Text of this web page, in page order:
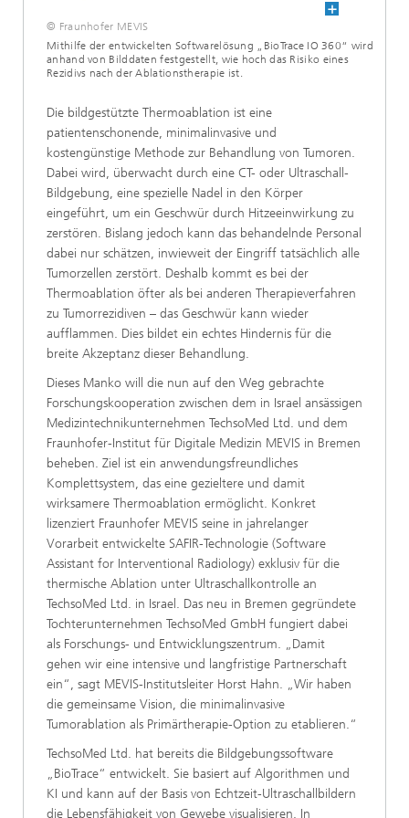
© Fraunhofer MEVIS
Mithilfe der entwickelten Softwarelösung „BioTrace IO 360“ wird
anhand von Bilddaten festgestellt, wie hoch das Risiko eines
Rezidivs nach der Ablationstherapie ist.
Die bildgestützte Thermoablation ist eine
patientenschonende, minimalinvasive und
kostengünstige Methode zur Behandlung von Tumoren.
Dabei wird, überwacht durch eine CT- oder Ultraschall-
Bildgebung, eine spezielle Nadel in den Körper
eingeführt, um ein Geschwür durch Hitzeeinwirkung zu
zerstören. Bislang jedoch kann das behandelnde Personal
dabei nur schätzen, inwieweit der Eingriff tatsächlich alle
Tumorzellen zerstört. Deshalb kommt es bei der
Thermoablation öfter als bei anderen Therapieverfahren
zu Tumorrezidiven – das Geschwür kann wieder
aufflammen. Dies bildet ein echtes Hindernis für die
breite Akzeptanz dieser Behandlung.
Dieses Manko will die nun auf den Weg gebrachte
Forschungskooperation zwischen dem in Israel ansässigen
Medizintechnikunternehmen TechsoMed Ltd. und dem
Fraunhofer-Institut für Digitale Medizin MEVIS in Bremen
beheben. Ziel ist ein anwendungsfreundliches
Komplettsystem, das eine gezieltere und damit
wirksamere Thermoablation ermöglicht. Konkret
lizenziert Fraunhofer MEVIS seine in jahrelanger
Vorarbeit entwickelte SAFIR-Technologie (Software
Assistant for Interventional Radiology) exklusiv für die
thermische Ablation unter Ultraschallkontrolle an
TechsoMed Ltd. in Israel. Das neu in Bremen gegründete
Tochterunternehmen TechsoMed GmbH fungiert dabei
als Forschungs- und Entwicklungszentrum. „Damit
gehen wir eine intensive und langfristige Partnerschaft
ein“, sagt MEVIS-Institutsleiter Horst Hahn. „Wir haben
die gemeinsame Vision, die minimalinvasive
Tumorablation als Primärtherapie-Option zu etablieren.“
TechsoMed Ltd. hat bereits die Bildgebungssoftware
„BioTrace“ entwickelt. Sie basiert auf Algorithmen und
KI und kann auf der Basis von Echtzeit-Ultraschallbildern
die Lebensfähigkeit von Gewebe visualisieren. In